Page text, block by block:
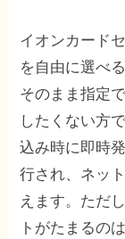
イオンカード
を自由に選べ
そのまま指定
したくない方
込み時に即時
行され、ネッ
えます。ただ
トがたまるの